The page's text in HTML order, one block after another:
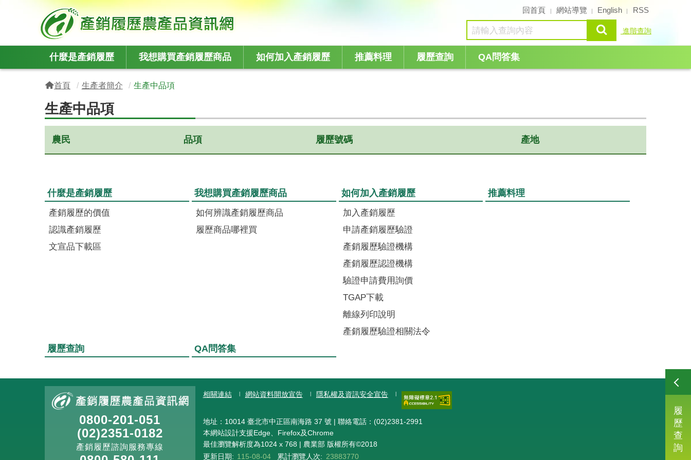
履
歷
查
詢
回首頁 網站導覽 English RSS
查詢 進階查詢
什麼是產銷履歷 我想購買產銷履歷商品 如何加入產銷履歷 推薦料理 履歷查詢 QA問答集
首頁 生產者簡介 生產中品項
生產中品項
農民 品項 履歷號碼 產地
什麼是產銷履歷
產銷履歷的價值
認識產銷履歷
文宣品下載區
我想購買產銷履歷商品
如何辨識產銷履歷商品
履歷商品哪裡買
如何加入產銷履歷
加入產銷履歷
申請產銷履歷驗證
產銷履歷驗證機構
產銷履歷認證機構
驗證申請費用詢價
TGAP下載
離線列印說明
產銷履歷驗證相關法令
推薦料理
履歷查詢 QA問答集
0800-201-051
(02)2351-0182
產銷履歷諮詢服務專線
相關連結 網站資料開放宣告 隱私權及資訊安全宣告
地址：10014 臺北市中正區南海路 37 號 | 聯絡電話：(02)2381-2991
本網站設計支援Edge、Firefox及Chrome
最佳瀏覽解析度為1024 x 768 | 農業部 版權所有©2018
更新日期: 115-08-04 累計瀏覽人次: 23883770